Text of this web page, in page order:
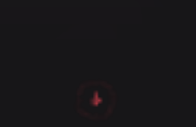
EXPERTISES ● EXPERTISES ● EXPERTISES ● EXPERTISES ●